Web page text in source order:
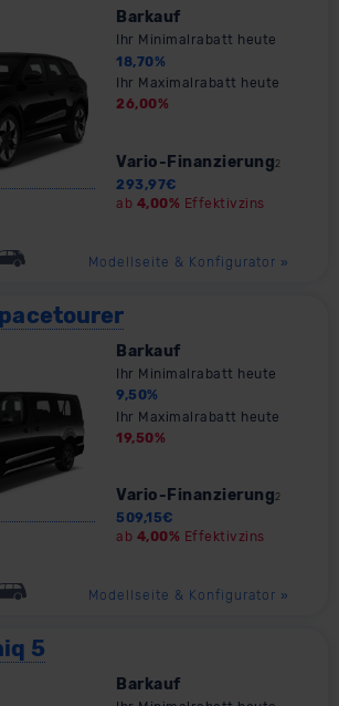
Barkauf
Ihr Minimalrabatt heute
18,70%
Ihr Maximalrabatt heute
26,00%
Vario-Finanzierung 2
293,97€
ab 4,00% Effektivzins
Modellseite & Konfigurator »
Barkauf
Ihr Minimalrabatt heute
9,50%
Ihr Maximalrabatt heute
19,50%
Vario-Finanzierung2
509,15€
ab 4,00% Effektivzins
Modellseite & Konfigurator »
5
Barkauf